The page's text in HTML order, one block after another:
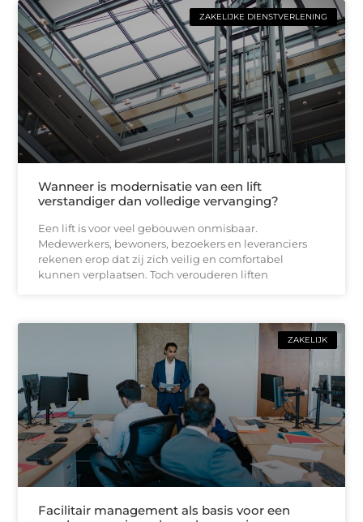
ZAKELIJKE DIENSTVERLENING
Wanneer is modernisatie van een lift
verstandiger dan volledige vervanging?
Een lift is voor veel gebouwen onmisbaar.
Medewerkers, bewoners, bezoekers en leveranciers
rekenen erop dat zij zich veilig en comfortabel
kunnen verplaatsen. Toch verouderen liften
ZAKELIJK
Facilitair management als basis voor een